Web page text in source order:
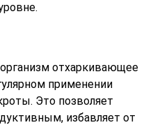
отхаркивающее
применении
Это позволяет
избавляет от